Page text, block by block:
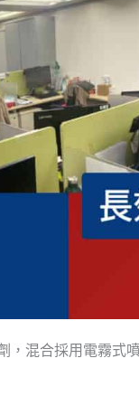
，混合採用電霧式